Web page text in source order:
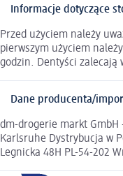
Informacje dotyczące
Przed użyciem należy
pierwszym użyciem
godzin. Dentyści zalecają
Dane producenta/
dm-drogerie markt GmbH
Karlsruhe Dystrybucja w
Legnicka 48H PL-54-202